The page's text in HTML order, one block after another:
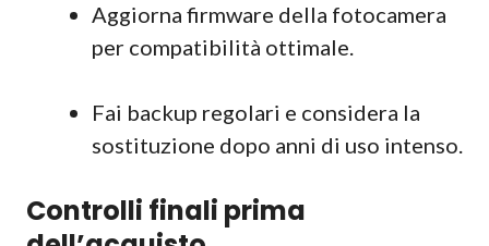
Aggiorna firmware della fotocamera
per compatibilità ottimale.
Fai backup regolari e considera la
sostituzione dopo anni di uso intenso.
Controlli finali prima